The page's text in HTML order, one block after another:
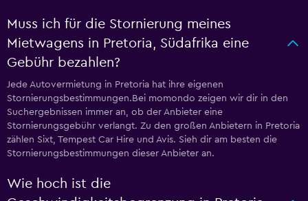
Muss ich für die Stornierung meines
Mietwagens in Pretoria, Südafrika eine
Gebühr bezahlen?
Jede Autovermietung in Pretoria hat ihre eigenen
Stornierungsbestimmungen.Bei momondo zeigen wir dir in den
Suchergebnissen immer an, ob der Anbieter eine
Stornierungsgebühr verlangt. Zu den großen Anbietern in Pretoria
zählen Sixt, Tempest Car Hire und Avis. Sieh dir am besten die
Stornierungsbestimmungen dieser Anbieter an.
Wie hoch ist die